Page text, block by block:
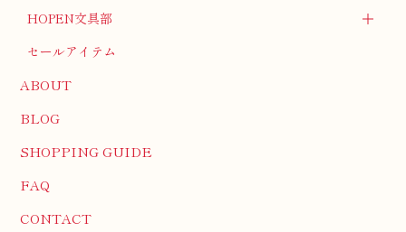
HOPEN文具部
セールアイテム
ABOUT
BLOG
SHOPPING GUIDE
FAQ
CONTACT